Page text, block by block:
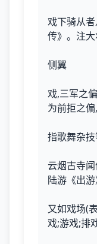
戏下骑从
传》。注
侧翼
戏,三军之
为前拒之
指歌舞杂
云烟古寺
陆游《出游
又如戏场(
戏;游戏;排